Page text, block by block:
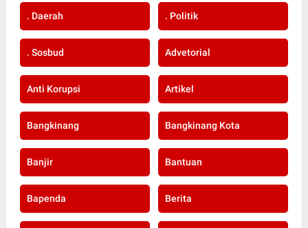
. Daerah . Politik
. Sosbud Advetorial
Anti Korupsi Artikel
Bangkinang Bangkinang Kota
Banjir Bantuan
Bapenda Berita